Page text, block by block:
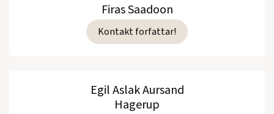
Firas Saadoon
Kontakt forfattar!
Egil Aslak Aursand
Hagerup